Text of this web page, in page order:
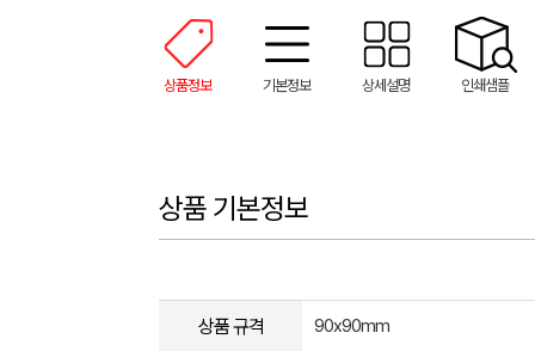
상품정보 기본정보 상세설명 인쇄샘플
상품 기본정보
상품 규격 90x90mm